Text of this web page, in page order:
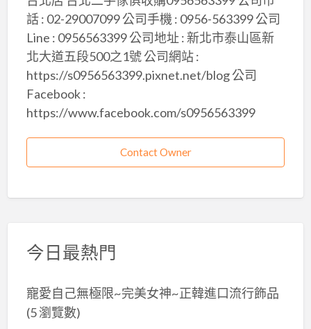
話 : 02-29007099 公司手機 : 0956-563399 公司
Line : 0956563399 公司地址 : 新北市泰山區新
北大道五段500之1號 公司網站 :
https://s0956563399.pixnet.net/blog 公司
Facebook :
https://www.facebook.com/s0956563399
Contact Owner
今日最熱門
寵愛自己無極限~完美女神~正韓進口流行飾品
(5 瀏覽數)